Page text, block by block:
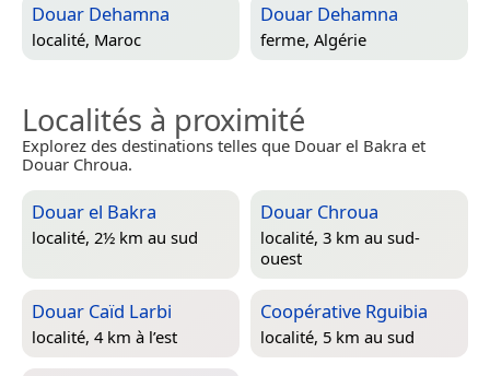
Douar Dehamna
localité, Maroc
Douar Dehamna
ferme, Algérie
Localités à proximité
Explorez des destinations telles que Douar el Bakra et
Douar Chroua.
Douar el Bakra
localité, 2½ km au sud
Douar Chroua
localité, 3 km au sud-
ouest
Douar Caïd Larbi
localité, 4 km à l’est
Coopérative Rguibia
localité, 5 km au sud